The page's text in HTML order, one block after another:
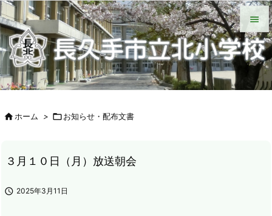


メニュ

サイド
HOME 北小について 今日の北小 緊急時の対応
各種説明会
ＰＴＡ手帳（Web版）
ＰＴＡの窓
いじめ防止基本方針
学校からの配付物（学年別）
タブレット端末wifi接続手段
ホーム > お知らせ・配布文書
３月１０日（月）放送朝会
 2025年3月11日